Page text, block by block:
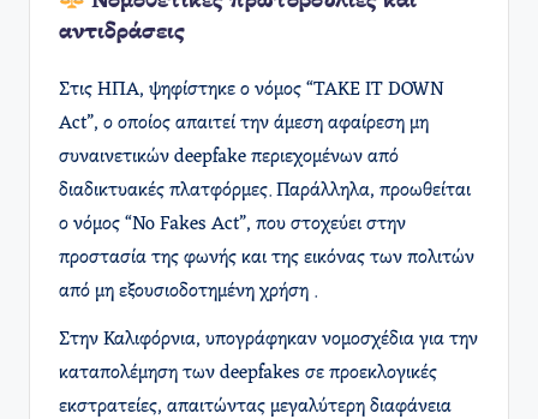
αντιδράσεις
Στις ΗΠΑ, ψηφίστηκε ο νόμος “TAKE IT DOWN
Act”, ο οποίος απαιτεί την άμεση αφαίρεση μη
συναινετικών deepfake περιεχομένων από
διαδικτυακές πλατφόρμες. Παράλληλα, προωθείται
ο νόμος “No Fakes Act”, που στοχεύει στην
προστασία της φωνής και της εικόνας των πολιτών
από μη εξουσιοδοτημένη χρήση .
Στην Καλιφόρνια, υπογράφηκαν νομοσχέδια για την
καταπολέμηση των deepfakes σε προεκλογικές
εκστρατείες, απαιτώντας μεγαλύτερη διαφάνεια